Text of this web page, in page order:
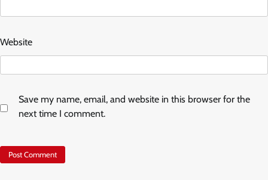
Website
Save my name, email, and website in this browser for the
next time I comment.